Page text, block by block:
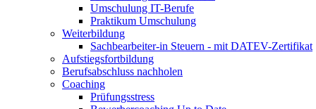
Umschulung IT-Berufe
Praktikum Umschulung
Weiterbildung
Sachbearbeiter-in Steuern - mit DATEV-Zertifikat
Aufstiegsfortbildung
Berufsabschluss nachholen
Coaching
Prüfungsstress